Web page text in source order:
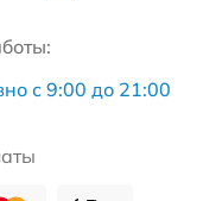
с 9:00 до 21:00